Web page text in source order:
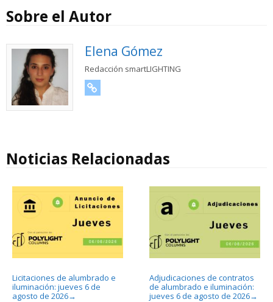
Sobre el Autor
Elena Gómez
Redacción smartLIGHTING
Noticias Relacionadas
Licitaciones de alumbrado e
iluminación: jueves 6 de
agosto de 2026→
Adjudicaciones de contratos
de alumbrado e iluminación:
jueves 6 de agosto de 2026→